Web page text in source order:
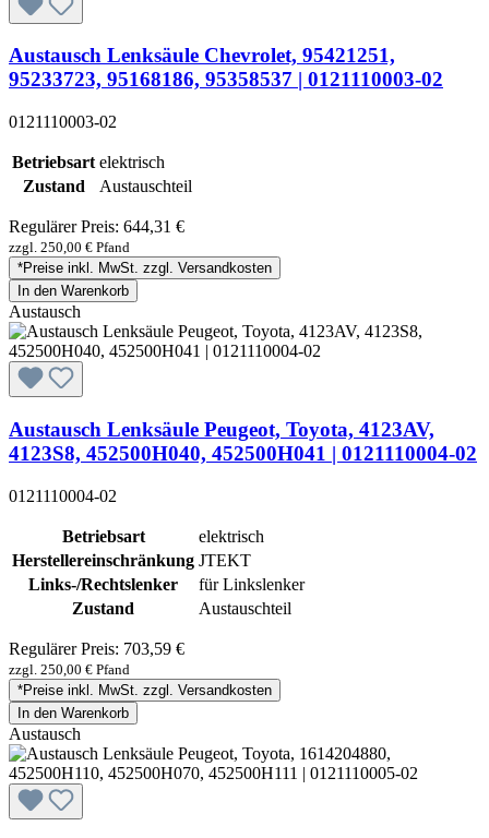
Austausch Lenksäule Chevrolet, 95421251,
95233723, 95168186, 95358537 | 0121110003-02
0121110003-02
Betriebsart elektrisch
Zustand
Austauschteil
Regulärer Preis: 644,31 €
zzgl. 250,00 € Pfand
*Preise inkl. MwSt. zzgl. Versandkosten
In den Warenkorb
Austausch
Austausch Lenksäule Peugeot, Toyota, 4123AV,
4123S8, 452500H040, 452500H041 | 0121110004-02
0121110004-02
Betriebsart
elektrisch
Herstellereinschränkung JTEKT
Links-/Rechtslenker
für Linkslenker
Zustand
Austauschteil
Regulärer Preis: 703,59 €
zzgl. 250,00 € Pfand
*Preise inkl. MwSt. zzgl. Versandkosten
In den Warenkorb
Austausch